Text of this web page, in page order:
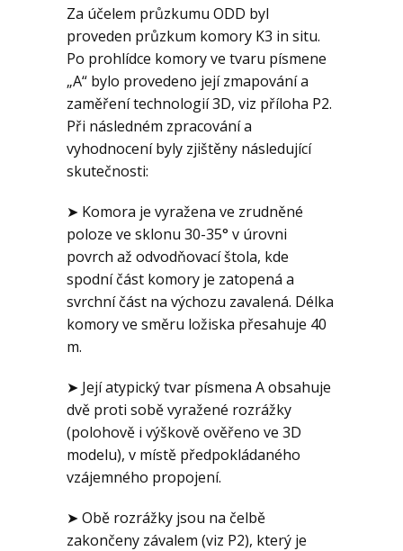
Za účelem průzkumu ODD byl
proveden průzkum komory K3 in situ.
Po prohlídce komory ve tvaru písmene
„A“ bylo provedeno její zmapování a
zaměření technologií 3D, viz příloha P2.
Při následném zpracování a
vyhodnocení byly zjištěny následující
skutečnosti:
➤ Komora je vyražena ve zrudněné
poloze ve sklonu 30-35° v úrovni
povrch až odvodňovací štola, kde
spodní část komory je zatopená a
svrchní část na výchozu zavalená. Délka
komory ve směru ložiska přesahuje 40
m.
➤ Její atypický tvar písmena A obsahuje
dvě proti sobě vyražené rozrážky
(polohově i výškově ověřeno ve 3D
modelu), v místě předpokládaného
vzájemného propojení.
➤ Obě rozrážky jsou na čelbě
zakončeny závalem (viz P2), který je